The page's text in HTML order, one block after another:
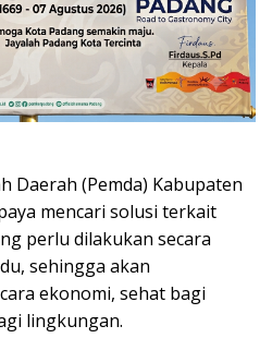
Daerah (Pemda) Kabupaten
mencari solusi terkait
perlu dilakukan secara
sehingga akan
ekonomi, sehat bagi
lingkungan.